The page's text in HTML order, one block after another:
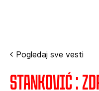
Pogledaj sve vesti
Stanković :